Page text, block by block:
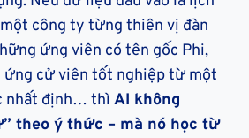
công ty từng thiên vị đàn
ứng viên có tên gốc Phi,
cử viên tốt nghiệp từ một
nhất định… thì AI không
theo ý thức – mà nó học từ